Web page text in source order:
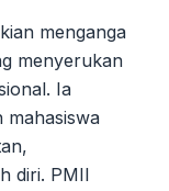
menganga
menyerukan
Ia
mahasiswa
diri. PMII